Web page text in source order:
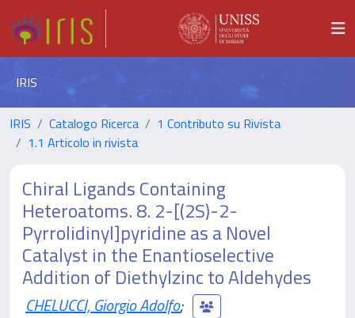
IRIS
IRIS Catalogo Ricerca
1 Contributo su Rivista
1.1 Articolo in rivista
Chiral Ligands Containing
Heteroatoms. 8. 2-[(2S)-2-
Pyrrolidinyl]pyridine as a Novel
Catalyst in the Enantioselective
Addition of Diethylzinc to Aldehydes
CHELUCCI, Giorgio Adolfo;